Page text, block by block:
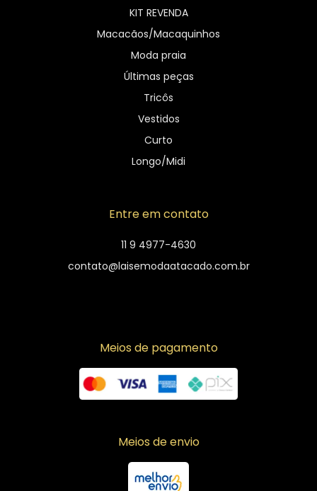
KIT REVENDA
Macacãos/Macaquinhos
Moda praia
Últimas peças
Tricôs
Vestidos
Curto
Longo/Midi
Entre em contato
11 9 4977-4630
contato@laisemodaatacado.com.br
Meios de pagamento
Meios de envio